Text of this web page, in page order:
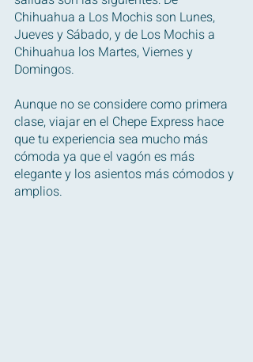
Chihuahua a Los Mochis son Lunes,
Jueves y Sábado, y de Los Mochis a
Chihuahua los Martes, Viernes y
Domingos.
Aunque no se considere como primera
clase, viajar en el Chepe Express hace
que tu experiencia sea mucho más
cómoda ya que el vagón es más
elegante y los asientos más cómodos y
amplios.